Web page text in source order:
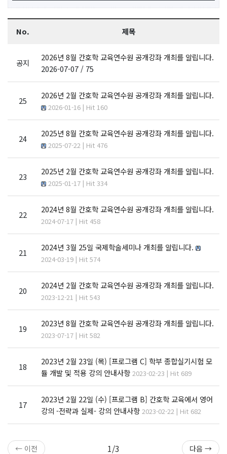
No. 제목
공지
2026년 8월 간호학 교육연수원 공개강좌 개최를 알립니다.
2026-07-07 / 75
25
2026년 2월 간호학 교육연수원 공개강좌 개최를 알립니다.
2026-01-16 | Hit 160
24
2025년 8월 간호학 교육연수원 공개강좌 개최를 알립니다.
2025-07-22 | Hit 476
23
2025년 2월 간호학 교육연수원 공개강좌 개최를 알립니다.
2025-01-17 | Hit 334
22
2024년 8월 간호학 교육연수원 공개강좌 개최를 알립니다.
2024-07-17 | Hit 458
21
2024년 3월 25일 국제학술세미나 개최를 알립니다.
2024-03-19 | Hit 574
20
2024년 2월 간호학 교육연수원 공개강좌 개최를 알립니다.
2023-12-21 | Hit 543
19
2023년 8월 간호학 교육연수원 공개강좌 개최를 알립니다.
2023-07-17 | Hit 582
18
2023년 2월 23일 (목) [프로그램 C] 학부 종합실기시험 모
듈 개발 및 적용 강의 안내사항 2023-02-23 | Hit 689
17
2023년 2월 22일 (수) [프로그램 B] 간호학 교육에서 영어
강의 -전략과 실제- 강의 안내사항 2023-02-22 | Hit 682
← 이전 1/3 다음 →